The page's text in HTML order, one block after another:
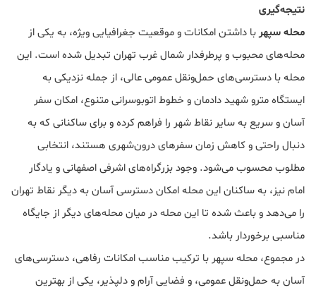
نتیجه‌گیری
محله سپهربا داشتن امکانات و موقعیت جغرافیایی ویژه، به یکی از
محله‌های محبوب و پرطرفدار شمال غرب تهران تبدیل شده است. این
محله با دسترسی‌های حمل‌ونقل عمومی عالی، از جمله نزدیکی به
ایستگاه مترو شهید دادمان و خطوط اتوبوسرانی متنوع، امکان سفر
آسان و سریع به سایر نقاط شهر را فراهم کرده و برای ساکنانی که به
دنبال راحتی و کاهش زمان سفرهای درون‌شهری هستند، انتخابی
مطلوب محسوب می‌شود. وجود بزرگراه‌های اشرفی اصفهانی و یادگار
امام نیز، به ساکنان این محله امکان دسترسی آسان به دیگر نقاط تهران
را می‌دهد و باعث شده تا این محله در میان محله‌های دیگر از جایگاه
مناسبی برخوردار باشد.
در مجموع، محله سپهر با ترکیب مناسب امکانات رفاهی، دسترسی‌های
آسان به حمل‌ونقل عمومی، و فضایی آرام و دلپذیر، یکی از بهترین